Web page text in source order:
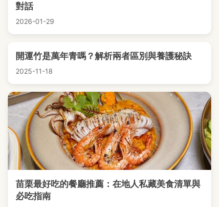
對話
2026-01-29
開運竹是萬年青嗎？解析兩者區別與養護秘訣
2025-11-18
苗栗最好吃的餐廳推薦：在地人私藏美食清單與
必吃指南